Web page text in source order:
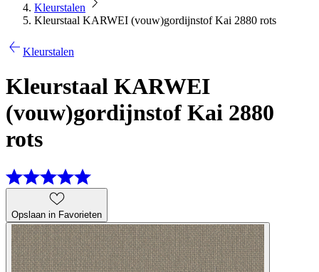
Kleurstalen
Kleurstaal KARWEI (vouw)gordijnstof Kai 2880 rots
Kleurstalen
Kleurstaal KARWEI
(vouw)gordijnstof Kai 2880
rots
Opslaan in Favorieten